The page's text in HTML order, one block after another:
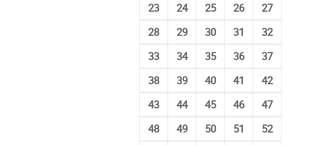
23
24 25 26
27
28
29 30 31
32
33
34 35 36
37
38
39 40 41
42
43
44 45 46
47
48
49 50 51
52